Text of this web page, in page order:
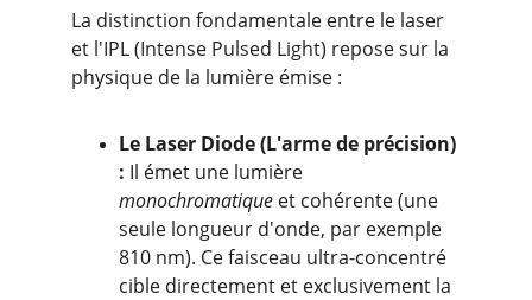
La distinction fondamentale entre le laser
et l'IPL (Intense Pulsed Light) repose sur la
physique de la lumière émise :
Le Laser Diode (L'arme de précision)
: Il émet une lumière
monochromatique et cohérente (une
seule longueur d'onde, par exemple
810 nm). Ce faisceau ultra-concentré
cible directement et exclusivement la